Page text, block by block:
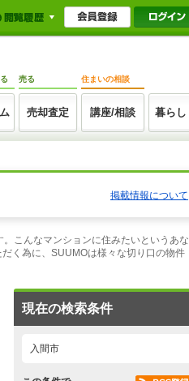
売る
売却査定
住まいの相談
講座/相談 暮らし
掲載情報について
こんなマンションに住みたいというあな
く為に、SUUMOは様々な切り口の物件
現在の検索条件
入間市